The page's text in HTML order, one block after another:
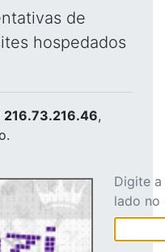
de
hospedados
216.73.216.46,
Digite
lado no